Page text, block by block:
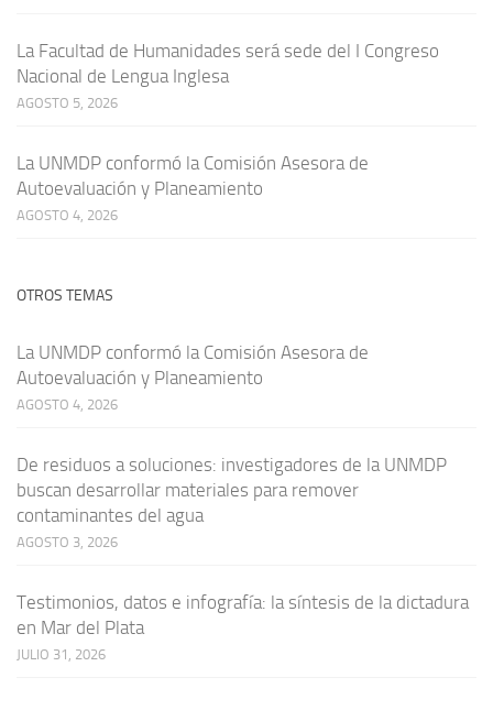
La Facultad de Humanidades será sede del I Congreso
Nacional de Lengua Inglesa
AGOSTO 5, 2026
La UNMDP conformó la Comisión Asesora de
Autoevaluación y Planeamiento
AGOSTO 4, 2026
OTROS TEMAS
La UNMDP conformó la Comisión Asesora de
Autoevaluación y Planeamiento
AGOSTO 4, 2026
De residuos a soluciones: investigadores de la UNMDP
buscan desarrollar materiales para remover
contaminantes del agua
AGOSTO 3, 2026
Testimonios, datos e infografía: la síntesis de la dictadura
en Mar del Plata
JULIO 31, 2026